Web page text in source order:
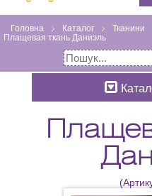
Головна Каталог Тканини
Плащевая ткань Даниэль